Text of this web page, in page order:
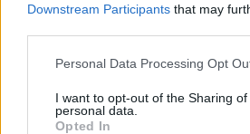
Downstream Participants that may
Personal Data Processing Opt
I want to opt-out of the Sharing of
personal data.
Opted In